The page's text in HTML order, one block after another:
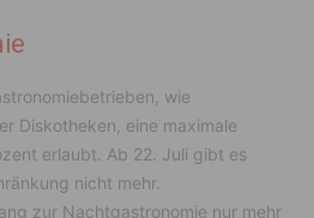
wie
Diskotheken, eine maximale
erlaubt. Ab 22. Juli gibt es
nicht mehr.
zur Nachtgastronomie nur mehr